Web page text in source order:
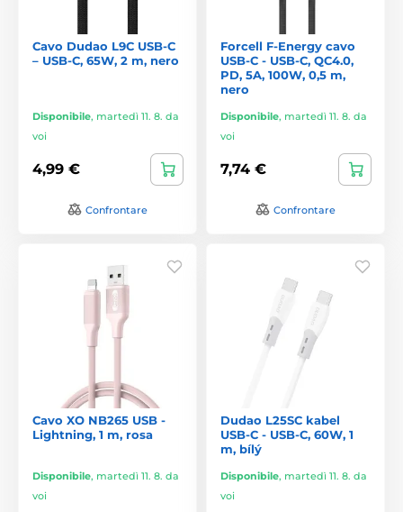
Cavo Dudao L9C USB-C
– USB-C, 65W, 2 m, nero
Disponibile, martedì 11. 8. da
voi
4,99 €
Confrontare
Forcell F-Energy cavo
USB-C - USB-C, QC4.0,
PD, 5A, 100W, 0,5 m,
nero
Disponibile, martedì 11. 8. da
voi
7,74 €
Confrontare
Cavo XO NB265 USB -
Lightning, 1 m, rosa
Disponibile, martedì 11. 8. da
voi
Dudao L25SC kabel
USB-C - USB-C, 60W, 1
m, bílý
Disponibile, martedì 11. 8. da
voi